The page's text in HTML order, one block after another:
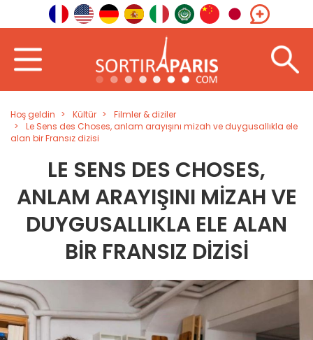
Hoş geldin Kültür
Filmler & diziler
Le Sens des Choses, anlam arayışını mizah ve duygusallıkla ele
alan bir Fransız dizisi
LE SENS DES CHOSES,
ANLAM ARAYIŞINI MIZAH VE
DUYGUSALLIKLA ELE ALAN
BIR FRANSIZ DIZISI